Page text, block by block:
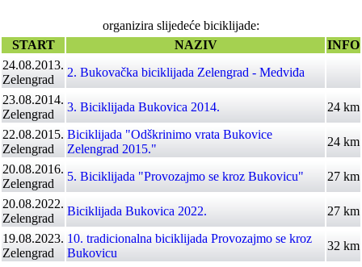
organizira slijedeće biciklijade:
START
NAZIV
INFO
24.08.2013.
Zelengrad
2. Bukovačka biciklijada Zelengrad - Medviđa
23.08.2014.
Zelengrad
3. Biciklijada Bukovica 2014.
24 km
22.08.2015.
Zelengrad
Biciklijada "Odškrinimo vrata Bukovice
Zelengrad 2015."
24 km
20.08.2016.
Zelengrad
5. Biciklijada "Provozajmo se kroz Bukovicu"
27 km
20.08.2022.
Zelengrad
Biciklijada Bukovica 2022.
27 km
19.08.2023.
Zelengrad
10. tradicionalna biciklijada Provozajmo se kroz
Bukovicu
32 km